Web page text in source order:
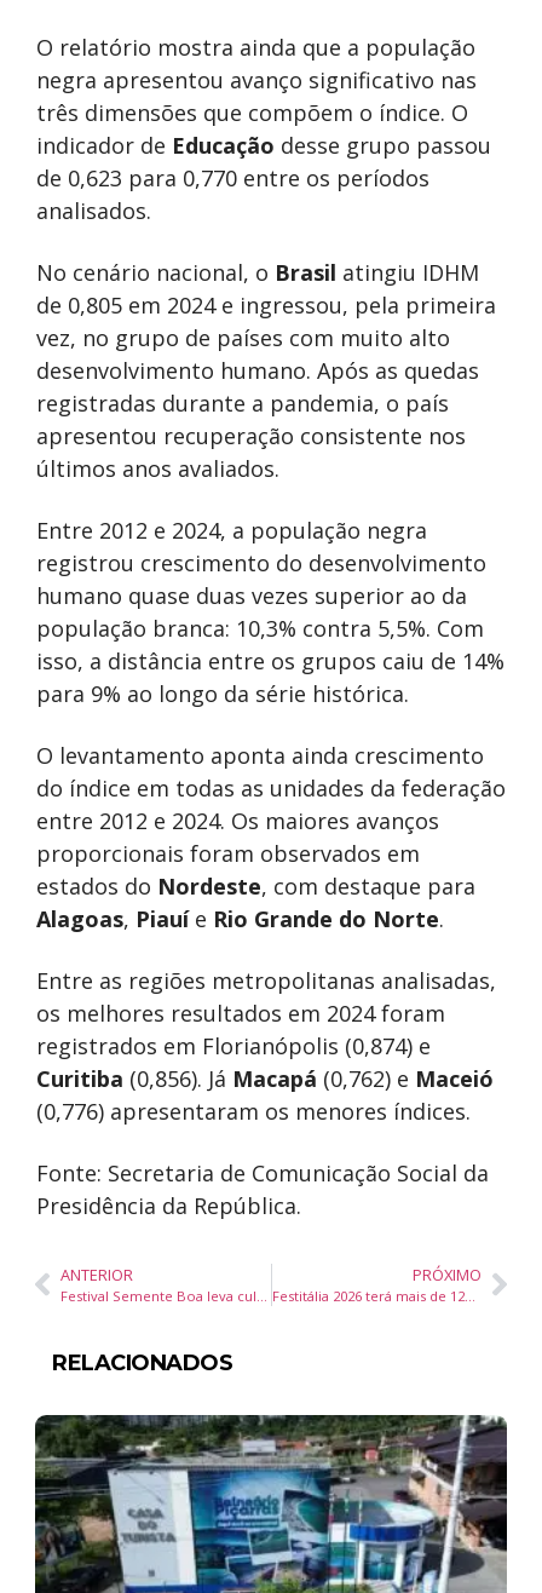
O relatório mostra ainda que a população
negra apresentou avanço significativo nas
três dimensões que compõem o índice. O
indicador de Educação desse grupo passou
de 0,623 para 0,770 entre os períodos
analisados.
No cenário nacional, o Brasil atingiu IDHM
de 0,805 em 2024 e ingressou, pela primeira
vez, no grupo de países com muito alto
desenvolvimento humano. Após as quedas
registradas durante a pandemia, o país
apresentou recuperação consistente nos
últimos anos avaliados.
Entre 2012 e 2024, a população negra
registrou crescimento do desenvolvimento
humano quase duas vezes superior ao da
população branca: 10,3% contra 5,5%. Com
isso, a distância entre os grupos caiu de 14%
para 9% ao longo da série histórica.
O levantamento aponta ainda crescimento
do índice em todas as unidades da federação
entre 2012 e 2024. Os maiores avanços
proporcionais foram observados em
estados do Nordeste, com destaque para
Alagoas, Piauíe Rio Grande do Norte.
Entre as regiões metropolitanas analisadas,
os melhores resultados em 2024 foram
registrados em Florianópolis (0,874) e
Curitiba (0,856). Já Macapá (0,762) e Maceió
(0,776) apresentaram os menores índices.
Fonte: Secretaria de Comunicação Social da
Presidência da República.
ANTERIOR PRÓXIMO
Festitália 2026 terá mais de 120 opções gastronômicas e celebra tradição da culinária italiana em Blumenau
RELACIONADOS